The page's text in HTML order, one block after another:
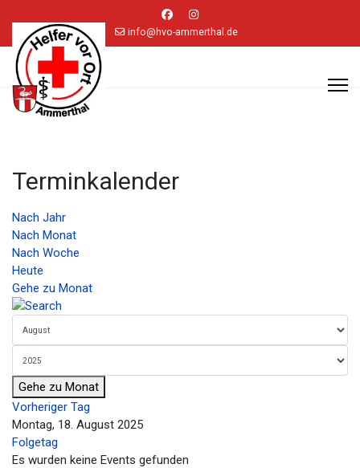
info@hvo-ammerthal.de
Terminkalender
Nach Jahr
Nach Monat
Nach Woche
Heute
Gehe zu Monat
Gehe zu Monat
Vorheriger Tag
Montag, 18. August 2025
Folgetag
Es wurden keine Events gefunden